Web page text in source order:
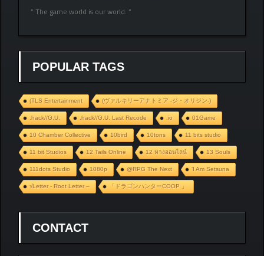
” The game world is our world. “
POPULAR TAGS
(TLS Entertainment (ヴァルキリーアナトミア ‐ジ・オリジン‐)
.hack//G.U. .hack//G.U. Last Recode .io 01Game
10 Chamber Collective 10bird 10tons 11 bits studio
11 bit Studios 12 Tails Online 12 หางออนไลน์ 13 Souls
111dots Studio 1080p @RPG The Next ‘I Am Setsuna
√Letter - Root Letter – 「ドラゴンハンターCOOP 」
CONTACT